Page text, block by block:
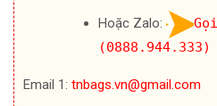
Hoặc Zalo:
(0888.944.333)
Email 1: tnbags.vn@gmail.com